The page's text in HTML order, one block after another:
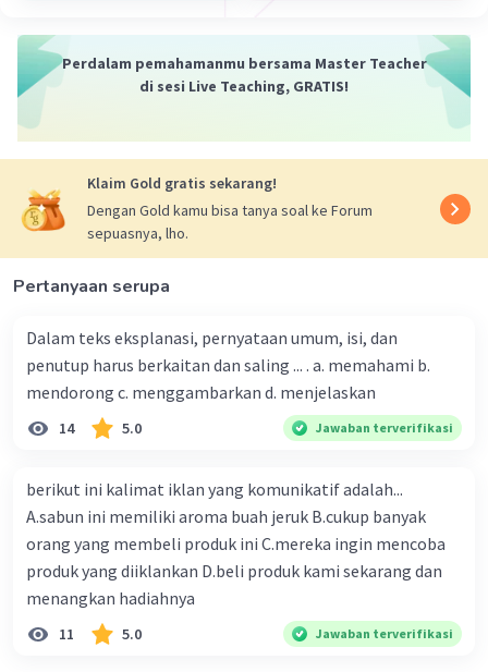
Beri Rating·0.0(0) Balas
Perdalam pemahamanmu bersama Master Teacher
di sesi Live Teaching, GRATIS!
Klaim Gold gratis sekarang!
Dengan Gold kamu bisa tanya soal ke Forum
sepuasnya, lho.
Pertanyaan serupa
Dalam teks eksplanasi, pernyataan umum, isi, dan
penutup harus berkaitan dan saling ... . a. memahami b.
mendorong c. menggambarkan d. menjelaskan
14 5.0 Jawaban terverifikasi
berikut ini kalimat iklan yang komunikatif adalah...
A.sabun ini memiliki aroma buah jeruk B.cukup banyak
orang yang membeli produk ini C.mereka ingin mencoba
produk yang diiklankan D.beli produk kami sekarang dan
menangkan hadiahnya
11 5.0 Jawaban terverifikasi